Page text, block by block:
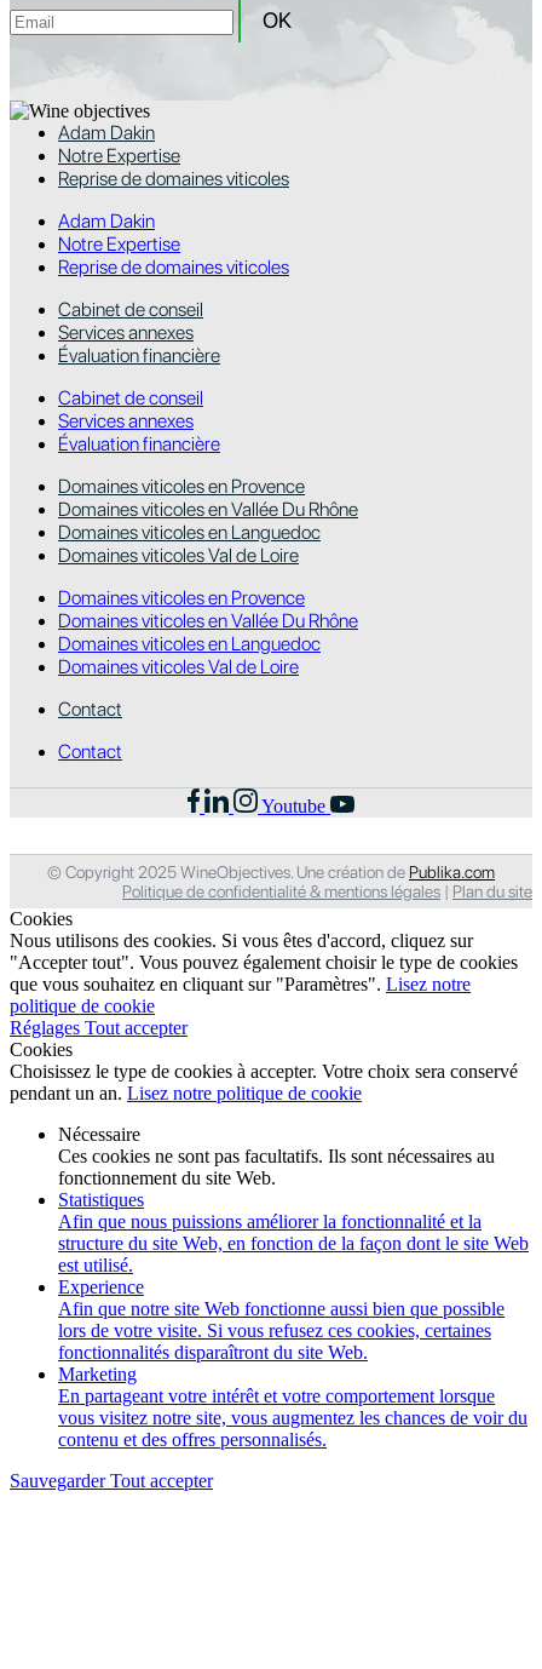
Adam Dakin
Notre Expertise
Reprise de domaines viticoles
Adam Dakin
Notre Expertise
Reprise de domaines viticoles
Cabinet de conseil
Services annexes
Évaluation financière
Cabinet de conseil
Services annexes
Évaluation financière
Domaines viticoles en Provence
Domaines viticoles en Vallée Du Rhône
Domaines viticoles en Languedoc
Domaines viticoles Val de Loire
Domaines viticoles en Provence
Domaines viticoles en Vallée Du Rhône
Domaines viticoles en Languedoc
Domaines viticoles Val de Loire
Contact
Contact
Youtube
© Copyright 2025 WineObjectives. Une création de Publika.com
Politique de confidentialité & mentions légales | Plan du site
Cookies
Nous utilisons des cookies. Si vous êtes d'accord, cliquez sur
"Accepter tout". Vous pouvez également choisir le type de cookies
que vous souhaitez en cliquant sur "Paramètres". Lisez notre
politique de cookie
Réglages Tout accepter
Cookies
Choisissez le type de cookies à accepter. Votre choix sera conservé
pendant un an. Lisez notre politique de cookie
Nécessaire
Ces cookies ne sont pas facultatifs. Ils sont nécessaires au
fonctionnement du site Web.
Statistiques
Afin que nous puissions améliorer la fonctionnalité et la
structure du site Web, en fonction de la façon dont le site Web
est utilisé.
Experience
Afin que notre site Web fonctionne aussi bien que possible
lors de votre visite. Si vous refusez ces cookies, certaines
fonctionnalités disparaîtront du site Web.
Marketing
En partageant votre intérêt et votre comportement lorsque
vous visitez notre site, vous augmentez les chances de voir du
contenu et des offres personnalisés.
SauvegarderTout accepter